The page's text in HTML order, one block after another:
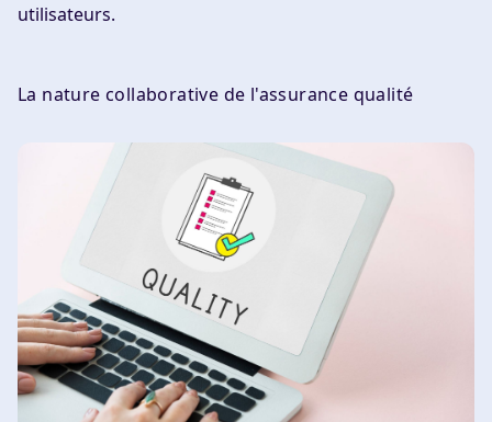
utilisateurs.
La nature collaborative de l'assurance qualité